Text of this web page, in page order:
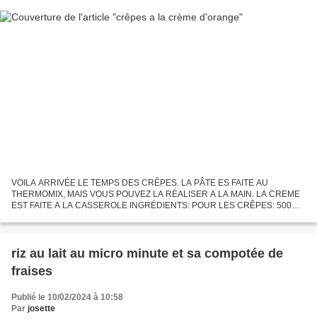
VOILA ARRIVÉE LE TEMPS DES CRÊPES. LA PÂTE ES FAITE AU
THERMOMIX, MAIS VOUS POUVEZ LA RÉALISER A LA MAIN. LA CREME
EST FAITE A LA CASSEROLE INGRÉDIENTS: POUR LES CRÊPES: 500GR
50GR DE SUCRE 1S...
riz au lait au micro minute et sa compotée de
fraises
Publié le 10/02/2024 à 10:58
Par josette